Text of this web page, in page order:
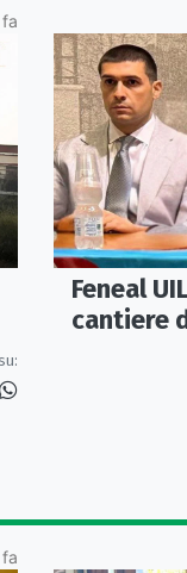
Feneal
cantiere
rafforzi